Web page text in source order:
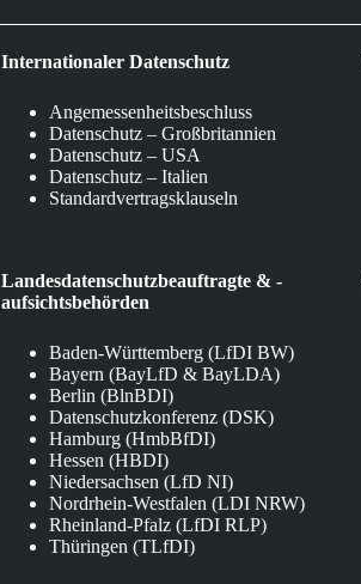
Internationaler Datenschutz
Angemessenheitsbeschluss
Datenschutz – Großbritannien
Datenschutz – USA
Datenschutz – Italien
Standardvertragsklauseln
Landesdatenschutzbeauftragte & -
aufsichtsbehörden
Baden-Württemberg (LfDI BW)
Bayern (BayLfD & BayLDA)
Berlin (BlnBDI)
Datenschutzkonferenz (DSK)
Hamburg (HmbBfDI)
Hessen (HBDI)
Niedersachsen (LfD NI)
Nordrhein-Westfalen (LDI NRW)
Rheinland-Pfalz (LfDI RLP)
Thüringen (TLfDI)